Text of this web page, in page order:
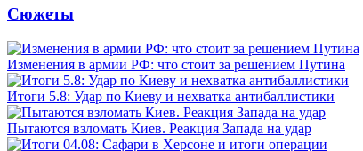
Сюжеты
Изменения в армии РФ: что стоит за решением Путина
Итоги 5.8: Удар по Киеву и нехватка антибаллистики
Пытаются взломать Киев. Реакция Запада на удар